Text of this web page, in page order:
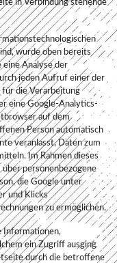
in Verbindung stehende
wurde oben bereits
Analyse der
jeden Aufruf einer der
die Verarbeitung
eine Google-Analytics-
auf dem
Person automatisch
veranlasst, Daten zum
Im Rahmen dieses
personenbezogene
die Google unter
und Klicks
zu ermöglichen.
Informationen,
ein Zugriff ausging
durch die betroffene